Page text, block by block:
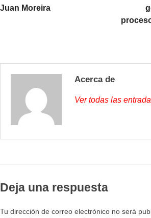
Juan Moreira
Acerca de
Ver todas las
Deja una respuesta
Tu dirección de correo electrónico no será